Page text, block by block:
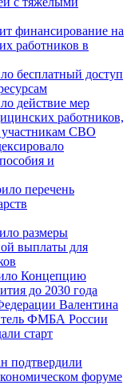
финансирование на
работников в
бесплатный доступ
действие мер
работников,
СВО
и
перечень
размеры
выплаты для
Концепцию
до 2030 года
Валентина
ФМБА России
старт
подтвердили
форуме